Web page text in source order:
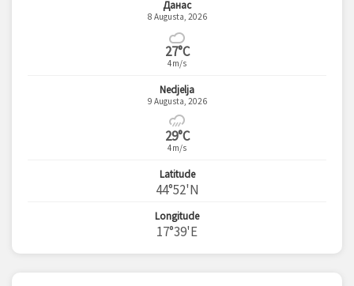
Данас
8 Augusta, 2026
27°C
4m/s
Nedjelja
9 Augusta, 2026
29°C
4m/s
Latitude
44°52'N
Longitude
17°39'E